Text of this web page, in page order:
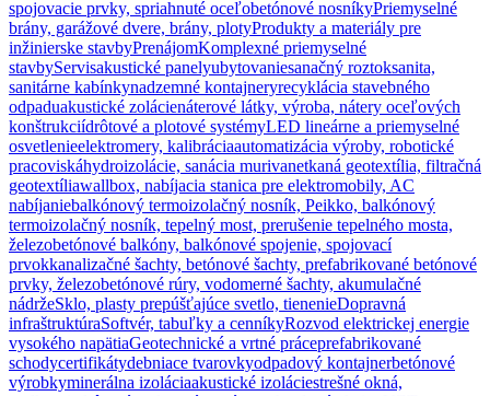
spojovacie prvky, spriahnuté oceľobetónové nosníkyPriemyselné
brány, garážové dvere, brány, plotyProdukty a materiály pre
inžinierske stavbyPrenájomKomplexné priemyselné
stavbyServisakustické panelyubytovaniesanačný roztoksanita,
sanitárne kabínkynadzemné kontajneryrecyklácia stavebného
odpaduakustické zolácienáterové látky, výroba, nátery oceľových
konštrukciídrôtové a plotové systémyLED lineárne a priemyselné
osvetlenieelektromery, kalibráciaautomatizácia výroby, robotické
pracoviskáhydroizolácie, sanácia murivanetkaná geotextília, filtračná
geotextíliawallbox, nabíjacia stanica pre elektromobily, AC
nabíjaniebalkónový termoizolačný nosník, Peikko, balkónový
termoizolačný nosník, tepelný most, prerušenie tepelného mosta,
železobetónové balkóny, balkónové spojenie, spojovací
prvokkanalizačné šachty, betónové šachty, prefabrikované betónové
prvky, železobetónové rúry, vodomerné šachty, akumulačné
nádržeSklo, plasty prepúšťajúce svetlo, tienenieDopravná
infraštruktúraSoftvér, tabuľky a cenníkyRozvod elektrickej energie
vysokého napätiaGeotechnické a vrtné práceprefabrikované
schodycertifikátydebniace tvarovkyodpadový kontajnerbetónové
výrobkyminerálna izoláciaakustické izoláciestrešné okná,